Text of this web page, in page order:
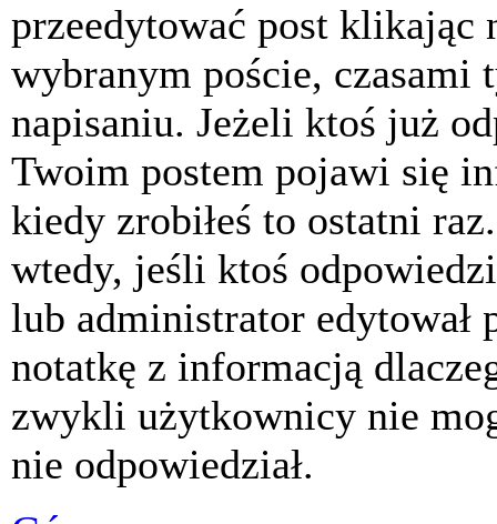
przeedytować post klikając
wybranym poście, czasami
napisaniu. Jeżeli ktoś już
Twoim postem pojawi się
kiedy zrobiłeś to ostatni
wtedy, jeśli ktoś
lub administrator edytował
notatkę z informacją
zwykli użytkownicy nie
nie odpowiedział.